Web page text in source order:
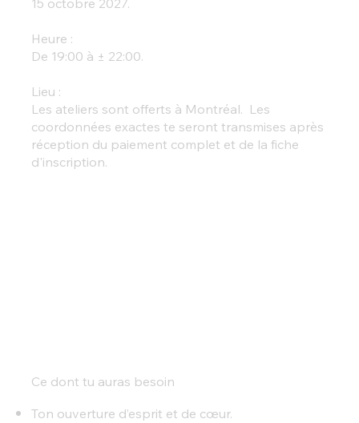
15 octobre 2027.
Heure :
De 19:00 à ± 22:00.
Lieu :
Les ateliers sont offerts à Montréal. Les
coordonnées exactes te seront transmises après
réception du paiement complet et de la fiche
d'inscription.
Ce dont tu auras besoin
Ton ouverture d’esprit et de cœur.